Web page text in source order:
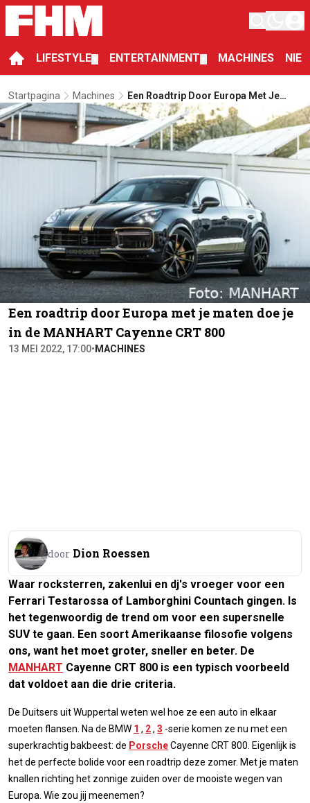
LIFESTYLE ENTERTAINMENT MACHINES
Startpagina Machines
Een Roadtrip Door Europa Met Je
Maten Doe Je In De MANHART
Cayenne CRT 800
Een roadtrip door Europa met je maten doe je
in de MANHART Cayenne CRT 800
13 MEI 2022, 17:00• MACHINES
door Dion Roessen
Waar rocksterren, zakenlui en dj's vroeger voor een
Ferrari Testarossa of Lamborghini Countach gingen. Is
het tegenwoordig de trend om voor een supersnelle
SUV te gaan. Een soort Amerikaanse filosofie volgens
ons, want het moet groter, sneller en beter. De
MANHART Cayenne CRT 800 is een typisch voorbeeld
dat voldoet aan die drie criteria.
De Duitsers uit Wuppertal weten wel hoe ze een auto in elkaar
moeten flansen. Na de BMW 1 , 2, 3 -serie komen ze nu met een
superkrachtig bakbeest: de PorscheCayenne CRT 800. Eigenlijk is
het de perfecte bolide voor een roadtrip deze zomer. Met je maten
knallen richting het zonnige zuiden over de mooiste wegen van
Europa. Wie zou jij meenemen?